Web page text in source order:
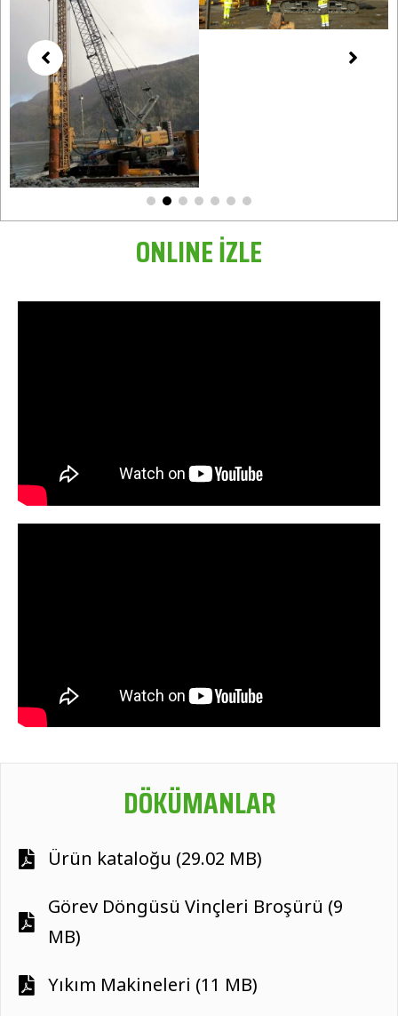
ONLINE İZLE
DÖKÜMANLAR
Ürün kataloğu (29.02 MB)
Görev Döngüsü Vinçleri Broşürü (9
MB)
Yıkım Makineleri (11 MB)